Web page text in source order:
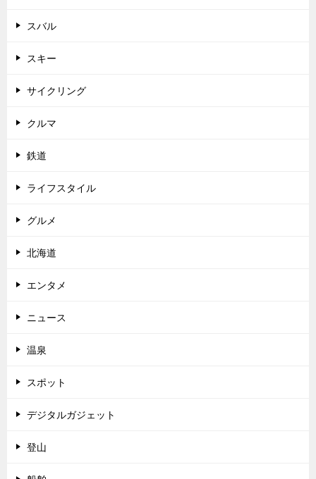
スバル
スキー
サイクリング
クルマ
鉄道
ライフスタイル
グルメ
北海道
エンタメ
ニュース
温泉
スポット
デジタルガジェット
登山